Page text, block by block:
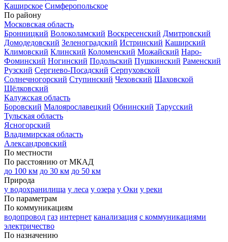
Каширское Симферопольское
По району
Московская область
Бронницкий Волоколамский Воскресенский Дмитровский
Домодедовский Зеленоградский Истринский Каширский
Климовский Клинский Коломенский Можайский Наро-
Фоминский Ногинский Подольский Пушкинский Раменский
Рузский Сергиево-Посадский Серпуховской
Солнечногорский Ступинский Чеховский Шаховской
Щёлковский
Калужская область
Боровский Малоярославецкий Обнинский Тарусский
Тульская область
Ясногорский
Владимирская область
Александровский
По местности
По расстоянию от МКАД
до 100 км до 30 км до 50 км
Природа
у водохранилища у леса у озера у Оки у реки
По параметрам
По коммуникациям
водопровод газ интернет канализация с коммуникациями
электричество
По назначению